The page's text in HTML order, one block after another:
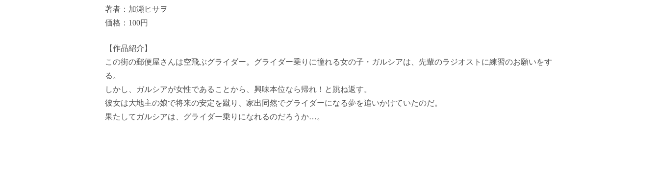
著者：加瀬ヒサヲ
価格：100円
【作品紹介】
この街の郵便屋さんは空飛ぶグライダー。グライダー乗りに憧れる女の子・ガルシアは、先輩のラジオストに練習のお願いをす
る。
しかし、ガルシアが女性であることから、興味本位なら帰れ！と跳ね返す。
彼女は大地主の娘で将来の安定を蹴り、家出同然でグライダーになる夢を追いかけていたのだ。
果たしてガルシアは、グライダー乗りになれるのだろうか…。